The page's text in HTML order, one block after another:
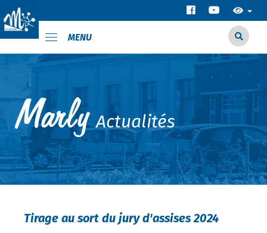
MENU
Actualités
Tirage au sort du jury d'assises 2024